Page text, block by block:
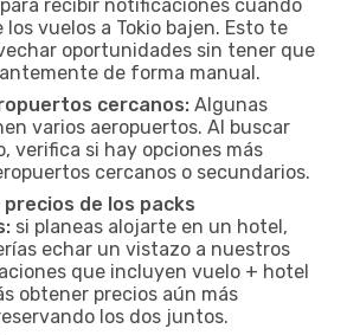
recibir notificaciones cuando
los vuelos a Tokio bajen. Esto te
oportunidades sin tener que
de forma manual.
cercanos: Algunas
varios aeropuertos. Al buscar
verifica si hay opciones más
cercanos o secundarios.
de los packs
si planeas alojarte en un hotel,
echar un vistazo a nuestros
que incluyen vuelo + hotel
obtener precios aún más
los dos juntos.